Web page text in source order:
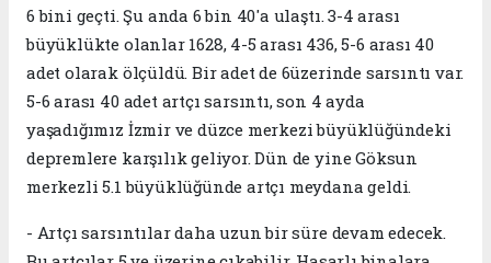
6 bini geçti. Şu anda 6 bin 40'a ulaştı. 3-4 arası
büyüklükte olanlar 1628, 4-5 arası 436, 5-6 arası 40
adet olarak ölçüldü. Bir adet de 6üzerinde sarsıntı var.
5-6 arası 40 adet artçı sarsıntı, son 4 ayda
yaşadığımız İzmir ve düzce merkezi büyüklüğündeki
depremlere karşılık geliyor. Dün de yine Göksun
merkezli 5.1 büyüklüğünde artçı meydana geldi.
- Artçı sarsıntılar daha uzun bir süre devam edecek.